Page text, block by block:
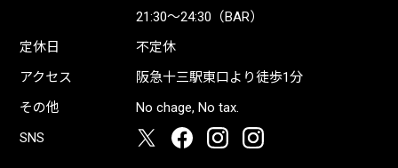
21:30〜24:30（BAR）
定休日
不定休
アクセス
阪急十三駅東口より徒歩1分
その他
No chage, No tax.
SNS